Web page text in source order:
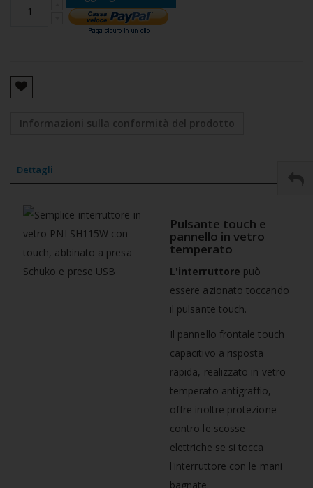
Informazioni sulla conformità del prodotto
Dettagli
Pulsante touch e
pannello in vetro
temperato
L'interruttore può
essere azionato toccando
il pulsante touch.
Il pannello frontale touch
capacitivo a risposta
rapida, realizzato in vetro
temperato antigraffio,
offre inoltre protezione
contro le scosse
elettriche se si tocca
l'interruttore con le mani
bagnate.